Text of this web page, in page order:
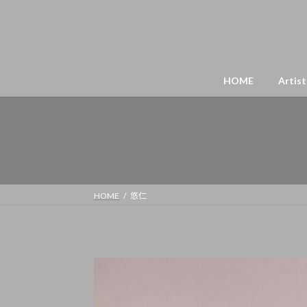
HOME Artist
HOME 悠仁